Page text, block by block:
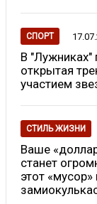
СПОРТ
В "Лужниках"
открытая
участием
СТИЛЬ ЖИЗНИ
Ваше
станет
этот